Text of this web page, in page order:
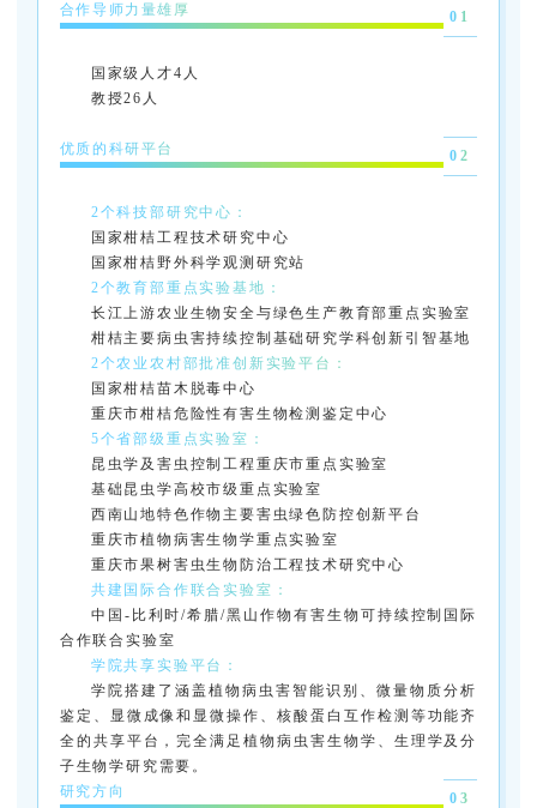
合作导师力量雄厚 01
国家级人才4 人
教授26 人
优质的科研平台 02
2个科技部研究中心：
国家柑桔工程技术研究中心
国家柑桔野外科学观测研究站
2个教育部重点实验基地：
长江上游农业生物安全与绿色生产教育部重点实验室
柑桔主要病虫害持续控制基础研究学科创新引智基地
2个农业农村部批准创新实验平台：
国家柑桔苗木脱毒中心
重庆市柑桔危险性有害生物检测鉴定中心
5个省部级重点实验室：
昆虫学及害虫控制工程重庆市重点实验室
基础昆虫学高校市级重点实验室
西南山地特色作物主要害虫绿色防控创新平台
重庆市植物病害生物学重点实验室
重庆市果树害虫生物防治工程技术研究中心
共建国际合作联合实验室：
中国-比利时/希腊/黑山作物有害生物可持续控制国际
合作联合实验室
学院共享实验平台：
学院搭建了涵盖植物病虫害智能识别、微量物质分析
鉴定、显微成像和显微操作、核酸蛋白互作检测等功能齐
全的共享平台，完全满足植物病虫害生物学、生理学及分
子生物学研究需要。
研究方向
03